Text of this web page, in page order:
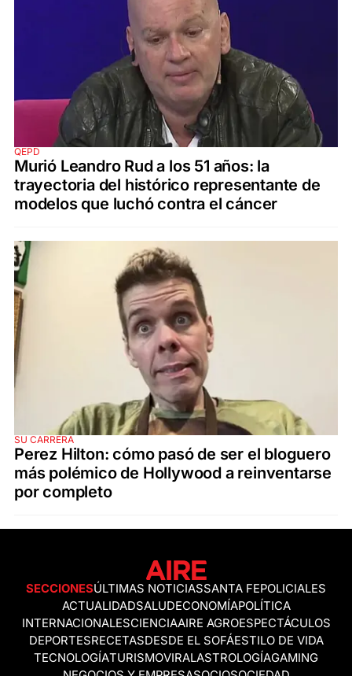
QEPD
Murió Leandro Rud a los 51 años: la
trayectoria del histórico representante de
modelos que luchó contra el cáncer
SU CARRERA
Perez Hilton: cómo pasó de ser el bloguero
más polémico de Hollywood a reinventarse
por completo
SECCIONESÚLTIMAS NOTICIASSANTA FEPOLICIALES
ACTUALIDADSALUDECONOMÍAPOLÍTICA
INTERNACIONALESCIENCIAAIRE AGROESPECTÁCULOS
DEPORTESRECETASDESDE EL SOFÁESTILO DE VIDA
TECNOLOGÍATURISMOVIRALASTROLOGÍAGAMING